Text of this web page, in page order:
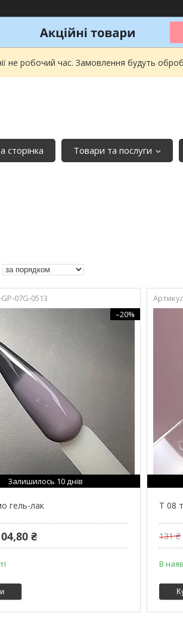
не робочий час. Замовлення будуть
сторінка Товари та послуги
GP-07G-0513
–20%
Залишилось 10 днів
гель-лак
₴
T 08
131 ₴
В